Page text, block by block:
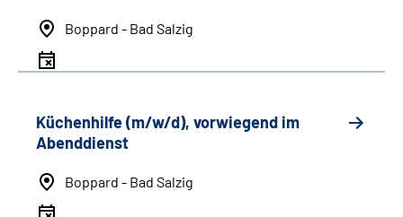
Boppard - Bad Salzig
Küchenhilfe (m/w/d), vorwiegend im
Abenddienst
Boppard - Bad Salzig